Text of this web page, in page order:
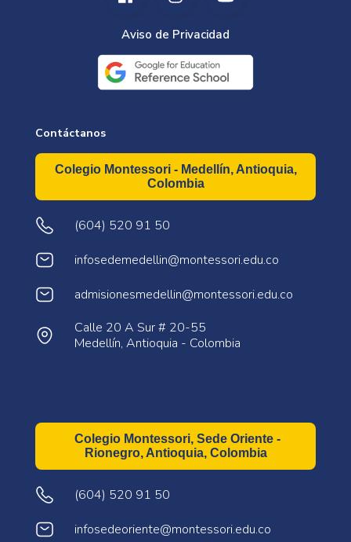
Aviso de Privacidad
Contáctanos
Colegio Montessori - Medellín, Antioquia,
Colombia
(604) 520 91 50
infosedemedellin@montessori.edu.co
admisionesmedellin@montessori.edu.co
Calle 20 A Sur # 20-55
Medellín, Antioquia - Colombia
Colegio Montessori, Sede Oriente -
Rionegro, Antioquia, Colombia
(604) 520 91 50
infosedeoriente@montessori.edu.co